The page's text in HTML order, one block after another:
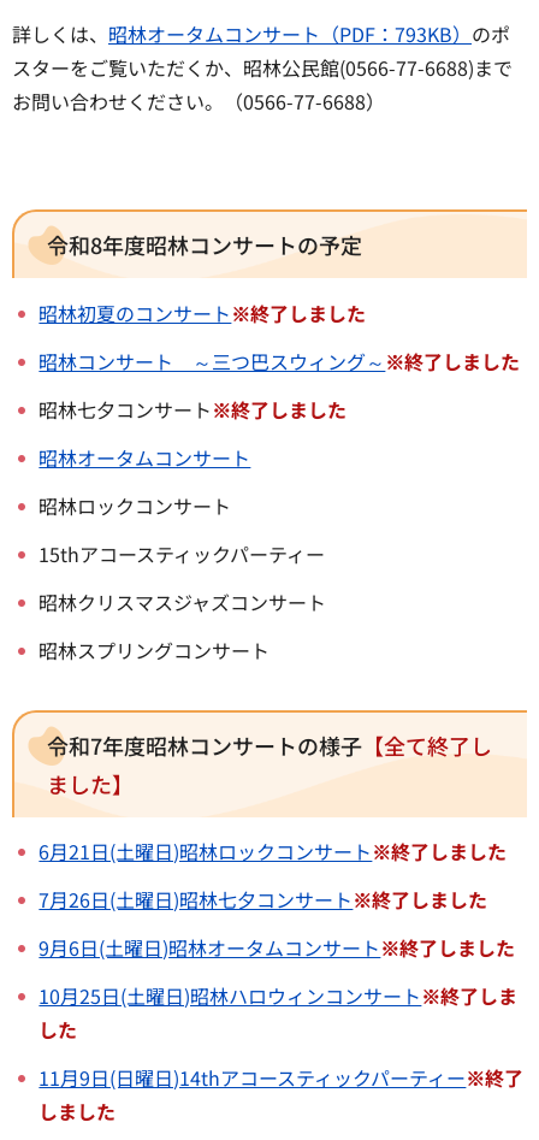
詳しくは、 昭林オータムコンサート（PDF：793KB） のポ
スターをご覧いただくか、昭林公民館(0566-77-6688)まで
お問い合わせください。（0566-77-6688）
令和8年度昭林コンサートの予定
昭林初夏のコンサート※終了しました
昭林コンサート ～三つ巴スウィング～ ※終了しました
昭林七夕コンサート※終了しました
昭林オータムコンサート
昭林ロックコンサート
15thアコースティックパーティー
昭林クリスマスジャズコンサート
昭林スプリングコンサート
令和7年度昭林コンサートの様子 【全て終了し
ました】
6月21日(土曜日)昭林ロックコンサート※終了しました
7月26日(土曜日)昭林七夕コンサート※終了しました
9月6日(土曜日)昭林オータムコンサート※終了しました
10月25日(土曜日)昭林ハロウィンコンサート※終了しま
した
11月9日(日曜日)14thアコースティックパーティー※終了
しました